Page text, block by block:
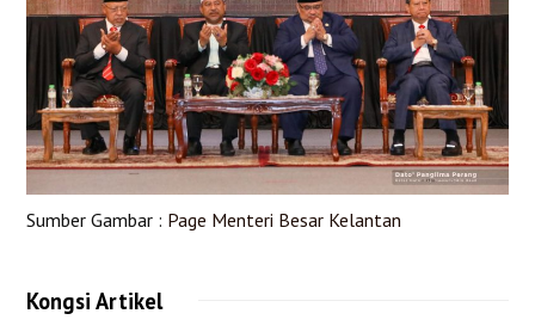
Sumber Gambar : Page Menteri Besar Kelantan
Kongsi Artikel